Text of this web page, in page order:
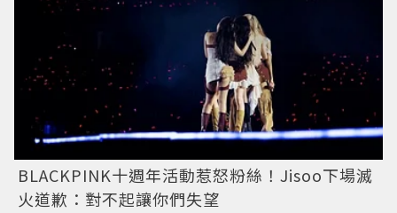
BLACKPINK十週年活動惹怒粉絲！Jisoo下場滅
火道歉：對不起讓你們失望